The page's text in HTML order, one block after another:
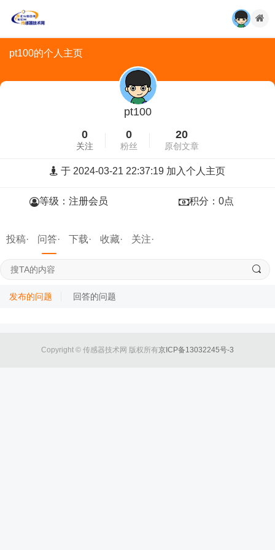
pt100的个人主页
pt100
0
关注
0
粉丝
20
原创文章
于 2024-03-21 22:37:19 加入个人主页
等级：注册会员 积分：0点
投稿· 问答· 下载· 收藏· 关注·
发布的问题 回答的问题
Copyright © 传感器技术网 版权所有京ICP备13032245号-3